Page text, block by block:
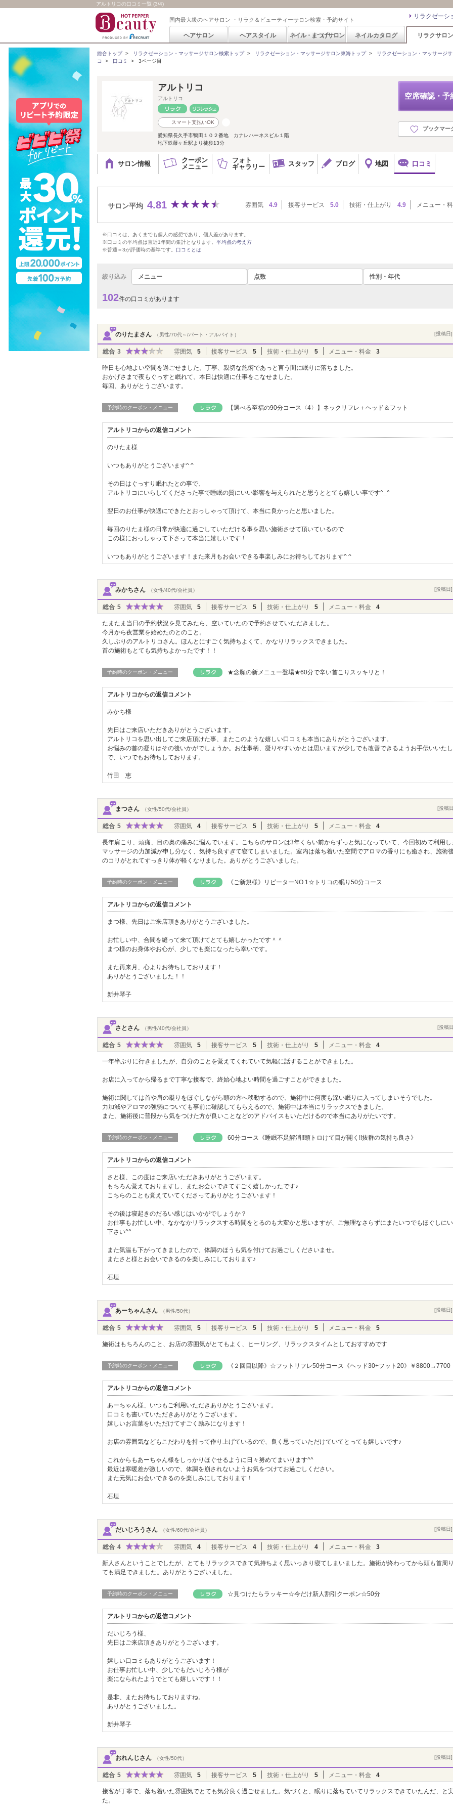
アルトリコの口コミ一覧 (3/4)
国内最大級のヘアサロン ・リラク＆ビューティーサロン検索・予約サイト リラクゼーシ
ヘアサロン ヘアスタイル ネイル・まつげサロン ネイルカタログ リラクサロン
総合トップ> リラクゼーション・マッサージサロン検索トップ> リラクゼーション・マッサージサロン東海トップ> リラクゼーション・マッサージ
コ
> 口コミ > 3ページ目
空席確認・予
ブックマー
アルトリコ
アルトリコ
スマート支払いOK
愛知県長久手市鴨田１０２番地 カナレハーネスビル１階
地下鉄藤ヶ丘駅より徒歩13分
サロン情報
クーポン
メニュー
フォト
ギャラリー
スタッフ ブログ 地図 口コミ
サロン平均 4.81 雰囲気 4.9 接客サービス 5.0 技術・仕上がり 4.9 メニュー・
※口コミは、あくまでも個人の感想であり、個人差があります。
※口コミの平均点は直近1年間の集計となります。 平均点の考え方
※普通＝3が評価時の基準です。 口コミとは
絞り込み メニュー 点数 性別・年代
102件の口コミがあります
のりたまさん （男性/70代～/パート・アルバイト） [投稿日
総合 3 雰囲気 5 接客サービス 5 技術・仕上がり 5 メニュー・料金 3
昨日も心地よい空間を過ごせました。丁寧、親切な施術であっと言う間に眠りに落ちました。
おかげさまで夜もぐっすと眠れて、本日は快適に仕事をこなせました。
毎回、ありがとうございます。
予約時のクーポン・メニュー 【選べる至福の90分コース〈4〉】ネックリフレ＋ヘッド＆フット
アルトリコからの返信コメント
のりたま様
いつもありがとうございます^ ^
その日はぐっすり眠れたとの事で、
アルトリコにいらしてくださった事で睡眠の質にいい影響を与えられたと思うととても嬉しい事です^_^
翌日のお仕事が快適にできたとおっしゃって頂けて、本当に良かったと思いました。
毎回のりたま様の日常が快適に過ごしていただける事を思い施術させて頂いているので
この様におっしゃって下さって本当に嬉しいです！
いつもありがとうございます！また来月もお会いできる事楽しみにお待ちしております^ ^
みかちさん （女性/40代/会社員） [投稿日
総合 5 雰囲気 5 接客サービス 5 技術・仕上がり 5 メニュー・料金 4
たまたま当日の予約状況を見てみたら、空いていたので予約させていただきました。
今月から夜営業を始めたのとのこと。
久しぶりのアルトリコさん。ほんとにすごく気持ちよくて、かなりリラックスできました。
首の施術もとても気持ちよかったです！！
予約時のクーポン・メニュー ★念願の新メニュー登場★60分で辛い首こりスッキリと！
アルトリコからの返信コメント
みかち様
先日はご来店いただきありがとうございます。
アルトリコを思い出してご来店頂けた事、またこのような嬉しい口コミも本当にありがとうございます。
お悩みの首の凝りはその後いかがでしょうか。お仕事柄、凝りやすいかとは思いますが少しでも改善できるようお手伝いいた
で、いつでもお待ちしております。
竹田 恵
まつさん （女性/50代/会社員） [投稿
総合 5 雰囲気 4 接客サービス 5 技術・仕上がり 5 メニュー・料金 4
長年肩こり、頭痛、目の奥の痛みに悩んでいます。こちらのサロンは3年くらい前からずっと気になっていて、今回初めて利用し
マッサージの力加減が申し分なく、気持ち良すぎて寝てしまいました。室内は落ち着いた空間でアロマの香りにも癒され、施術
のコリがとれてすっきり体が軽くなりました。ありがとうございました。
予約時のクーポン・メニュー 《ご新規様》リピーターNO.1☆トリコの眠り50分コース
アルトリコからの返信コメント
まつ様、先日はご来店頂きありがとうございました。
お忙しい中、合間を縫って来て頂けてとても嬉しかったです＾＾
まつ様のお身体やお心が、少しでも楽になったら幸いです。
また再来月、心よりお待ちしております！
ありがとうございました！！
新井琴子
さとさん （男性/40代/会社員） [投稿
総合 5 雰囲気 5 接客サービス 5 技術・仕上がり 5 メニュー・料金 4
一年半ぶりに行きましたが、自分のことを覚えてくれていて気軽に話することができました。
お店に入ってから帰るまで丁寧な接客で、終始心地よい時間を過ごすことができました。
施術に関しては首や肩の凝りをほぐしながら頭の方へ移動するので、施術中に何度も深い眠りに入ってしまいそうでした。
力加減やアロマの強弱についても事前に確認してもらえるので、施術中は本当にリラックスできました。
また、施術後に普段から気をつけた方が良いことなどのアドバイスもいただけるので本当にありがたいです。
予約時のクーポン・メニュー 60分コース《睡眠不足解消!!頭トロけて目が開く!!抜群の気持ち良さ》
アルトリコからの返信コメント
さと様、この度はご来店いただきありがとうございます。
もちろん覚えておりますし、またお会いできてすごく嬉しかったです♪
こちらのことも覚えていてくださってありがとうございます！
その後は寝起きのだるい感じはいかがでしょうか？
お仕事もお忙しい中、なかなかリラックスする時間をとるのも大変かと思いますが、ご無理なさらずにまたいつでもほぐしに
下さい^^
また気温も下がってきましたので、体調のほうも気を付けてお過ごしくださいませ。
またさと様とお会いできるのを楽しみにしております♪
石垣
あーちゃんさん （男性/50代） [投稿日
総合 5 雰囲気 5 接客サービス 5 技術・仕上がり 5 メニュー・料金 5
施術はもちろんのこと、お店の雰囲気がとてもよく、ヒーリング、リラックスタイムとしておすすめです
予約時のクーポン・メニュー 《２回目以降》☆フットリフレ50分コース《ヘッド30+フット20》￥8800→7700
アルトリコからの返信コメント
あーちゃん様、いつもご利用いただきありがとうございます。
口コミも書いていただきありがとうございます。
嬉しいお言葉をいただけてすごく励みになります！
お店の雰囲気などもこだわりを持って作り上げているので、良く思っていただけていてとっても嬉しいです♪
これからもあーちゃん様をしっかりほぐせるように日々努めてまいります^^
最近は寒暖差が激しいので、体調を崩されないようお気をつけてお過ごしください。
また元気にお会いできるのを楽しみにしております！
石垣
だいじろうさん （女性/60代/会社員） [投稿日
総合 4 雰囲気 4 接客サービス 4 技術・仕上がり 4 メニュー・料金 3
新人さんということでしたが、とてもリラックスできて気持ちよく思いっきり寝てしまいました。施術が終わってから頭も首周
ても満足できました。ありがとうございました。
予約時のクーポン・メニュー ☆見つけたらラッキー☆今だけ新人割引クーポン☆50分
アルトリコからの返信コメント
だいじろう様、
先日はご来店頂きありがとうございます。
嬉しい口コミもありがとうございます！
お仕事お忙しい中、少しでもだいじろう様が
楽になられたようでとても嬉しいです！！
是非、またお待ちしておりますね。
ありがとうございました。
新井琴子
おれんじさん （女性/50代） [投稿日
総合 5 雰囲気 5 接客サービス 5 技術・仕上がり 5 メニュー・料金 4
接客が丁寧で、落ち着いた雰囲気でとても気分良く過ごせました。気づくと、眠りに落ちていてリラックスできていたんだ、と
た。